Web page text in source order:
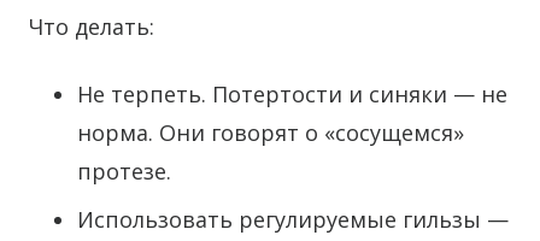
Что делать:
Не терпеть. Потертости и синяки — не
норма. Они говорят о «сосущемся»
протезе.
Использовать регулируемые гильзы —